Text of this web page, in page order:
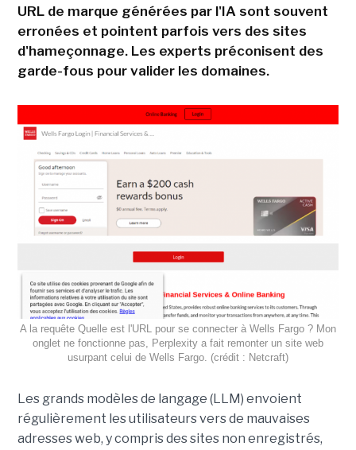
URL de marque générées par l'IA sont souvent
erronées et pointent parfois vers des sites
d'hameçonnage. Les experts préconisent des
garde-fous pour valider les domaines.
A la requête Quelle est l'URL pour se connecter à Wells Fargo ? Mon
onglet ne fonctionne pas, Perplexity a fait remonter un site web
usurpant celui de Wells Fargo. (crédit : Netcraft)
Les grands modèles de langage (LLM) envoient
régulièrement les utilisateurs vers de mauvaises
adresses web, y compris des sites non enregistrés,